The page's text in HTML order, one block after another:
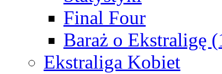
Final Four
Baraż o Ekstraligę
Ekstraliga Kobiet